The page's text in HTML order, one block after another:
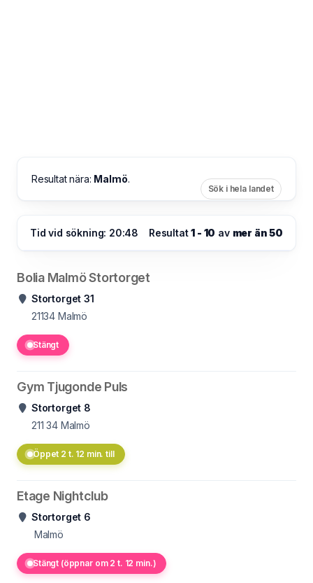
Resultat nära: Malmö.
Sök i hela landet
Tid vid sökning: 20:48 Resultat1 - 10 av mer än 50
Bolia Malmö Stortorget
Stortorget 31
21134 Malmö
Stängt
Gym Tjugonde Puls
Stortorget 8
211 34 Malmö
Öppet 2 t. 12 min. till
Etage Nightclub
Stortorget 6
Malmö
Stängt (öppnar om 2 t. 12 min.)